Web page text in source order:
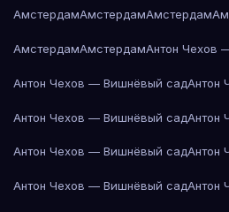
АмстердамАмстердамАмстердам
АмстердамАмстердамАнтон Чехов
Антон Чехов — Вишнёвый садАнтон
Антон Чехов — Вишнёвый садАнтон
Антон Чехов — Вишнёвый садАнтон
Антон Чехов — Вишнёвый садАнтон